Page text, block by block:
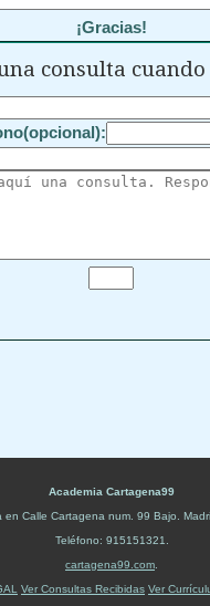
¡Gracias!
consulta
Academia Cartagena99
en Calle Cartagena num. 99 Bajo
Teléfono: 915151321
cartagena99.com
Ver Consultas Recibidas Ver